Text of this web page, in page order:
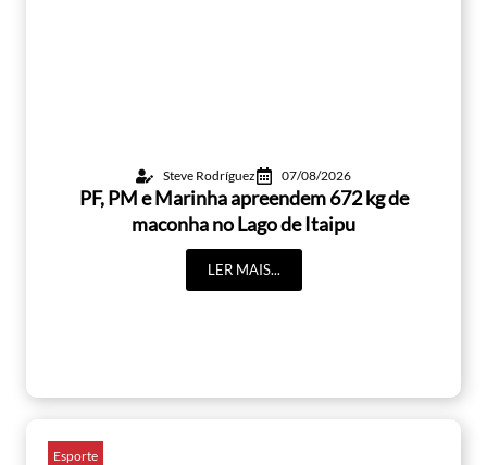
Steve Rodríguez 07/08/2026
PF, PM e Marinha apreendem 672 kg de
maconha no Lago de Itaipu
LER MAIS...
Esporte